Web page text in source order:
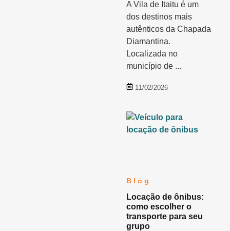
A Vila de Itaitu é um
dos destinos mais
autênticos da Chapada
Diamantina.
Localizada no
município de ...
11/02/2026
Blog
Locação de ônibus:
como escolher o
transporte para seu
grupo